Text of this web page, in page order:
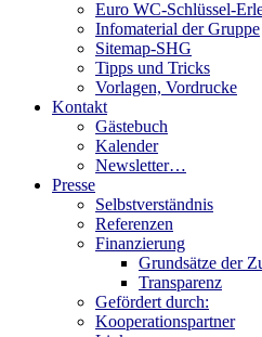
Euro WC-Schlüssel-
Infomaterial der Gruppe
Sitemap-SHG
Tipps und Tricks
Vorlagen, Vordrucke
Kontakt
Gästebuch
Kalender
Newsletter…
Presse
Selbstverständnis
Referenzen
Finanzierung
Grundsätze der
Transparenz
Gefördert durch:
Kooperationspartner